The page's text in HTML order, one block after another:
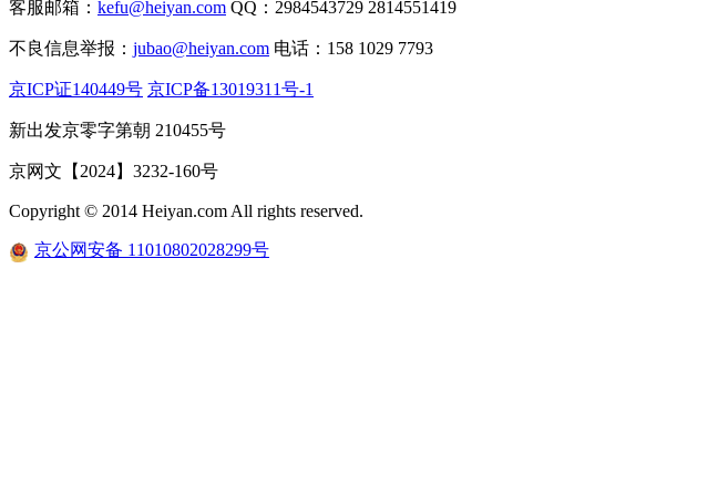
客服邮箱： kefu@heiyan.com QQ：2984543729 2814551419
不良信息举报： jubao@heiyan.com 电话：158 1029 7793
京ICP证140449号 京ICP备13019311号-1
新出发京零字第朝 210455号
京网文【2024】3232-160号
Copyright © 2014 Heiyan.com All rights reserved.
京公网安备 11010802028299号